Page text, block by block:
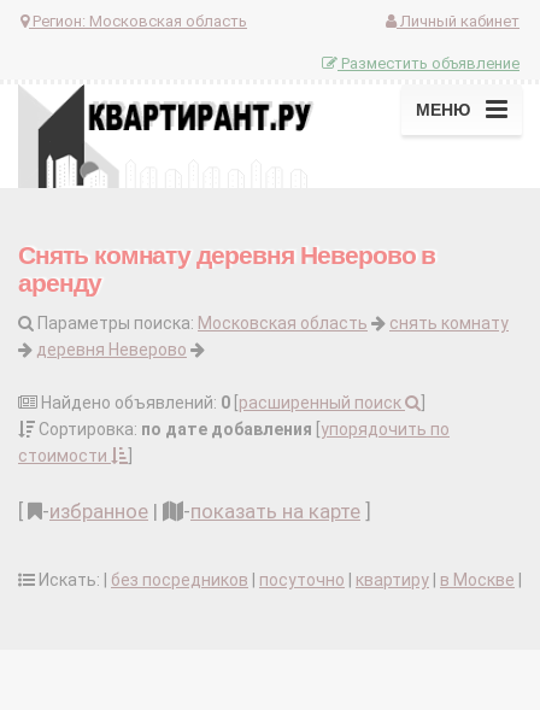
Регион: Московская область Личный кабинет
Разместить объявление
МЕНЮ
Снять комнату деревня Неверово в
аренду
Параметры поиска: Московская область
снять комнату
деревня Неверово
Найдено объявлений: 0 расширенный поиск
Сортировка: по дате добавления упорядочить по
стоимости
-избранное | -показать на карте
Искать: | без посредников посуточно квартиру в Москве